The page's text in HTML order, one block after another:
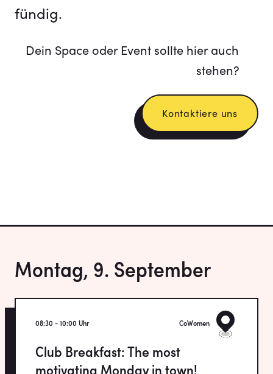
fündig.
Dein Space oder Event sollte hier auch
stehen?
Kontaktiere uns
Montag, 9. September
08:30 - 10:00 Uhr CoWomen
Club Breakfast: The most
motivating Monday in town!